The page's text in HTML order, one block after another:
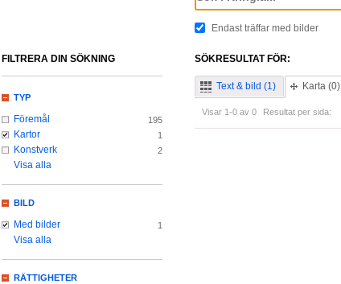
Endast träffar med bilder
SÖKRESULTAT FÖR:
Text & bild (1) Karta (0)
Visar 1-0 av 0 Resultat per sida:
FILTRERA DIN SÖKNING
TYP
Föremål 195
Kartor 1
Konstverk 2
Visa alla
BILD
Med bilder 1
Visa alla
RÄTTIGHETER